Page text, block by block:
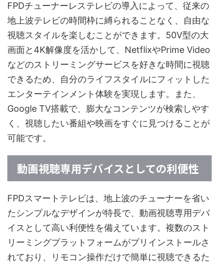
FPDチューナーレステレビの導入によって、従来の
地上波テレビの時間枠に縛られることなく、自由な
視聴スタイルを楽しむことができます。50V型の大
画面と4K解像度を活かして、NetflixやPrime Video
などのストリーミングサービスを好きな時間に視聴
できるため、自分のライフスタイルにフィットした
エンターテインメント体験を実現します。また、
Google TV搭載で、膨大なコンテンツが検索しやす
く、視聴したい番組や映画をすぐに見つけることが
可能です。
動画視聴専用デバイスとしての利便性
FPDスマートテレビは、地上波のチューナーを省い
たシンプルなデザインが特長で、動画視聴専用デバ
イスとして高い利便性を備えています。複数のスト
リーミングプラットフォームがプリインストールさ
れており、リモコン操作だけで簡単に視聴できるた